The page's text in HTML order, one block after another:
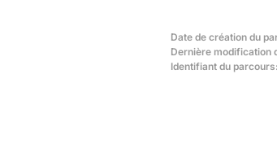
Date de création du
Dernière modification
Identifiant du